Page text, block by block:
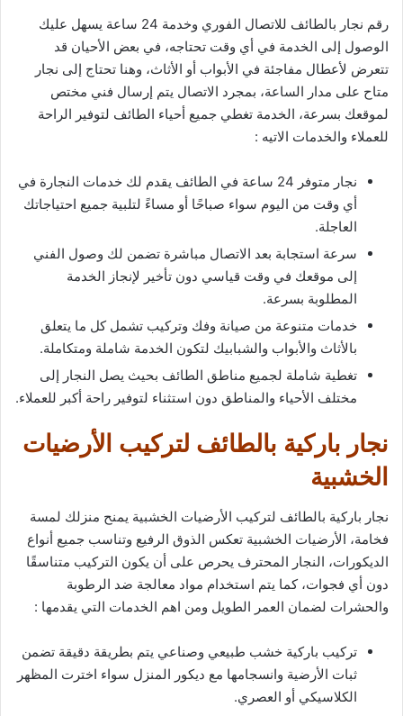
رقم نجار بالطائف للاتصال الفوري وخدمة 24 ساعة يسهل عليك
الوصول إلى الخدمة في أي وقت تحتاجه، في بعض الأحيان قد
تتعرض لأعطال مفاجئة في الأبواب أو الأثاث، وهنا تحتاج إلى نجار
متاح على مدار الساعة، بمجرد الاتصال يتم إرسال فني مختص
لموقعك بسرعة، الخدمة تغطي جميع أحياء الطائف لتوفير الراحة
للعملاء والخدمات الاتيه :
نجار متوفر 24 ساعة في الطائف يقدم لك خدمات النجارة في
أي وقت من اليوم سواء صباحًا أو مساءً لتلبية جميع احتياجاتك
العاجلة.
سرعة استجابة بعد الاتصال مباشرة تضمن لك وصول الفني
إلى موقعك في وقت قياسي دون تأخير لإنجاز الخدمة
المطلوبة بسرعة.
خدمات متنوعة من صيانة وفك وتركيب تشمل كل ما يتعلق
بالأثاث والأبواب والشبابيك لتكون الخدمة شاملة ومتكاملة.
تغطية شاملة لجميع مناطق الطائف بحيث يصل النجار إلى
مختلف الأحياء والمناطق دون استثناء لتوفير راحة أكبر للعملاء.
نجار باركية بالطائف لتركيب الأرضيات
الخشبية
نجار باركية بالطائف لتركيب الأرضيات الخشبية يمنح منزلك لمسة
فخامة، الأرضيات الخشبية تعكس الذوق الرفيع وتناسب جميع أنواع
الديكورات، النجار المحترف يحرص على أن يكون التركيب متناسقًا
دون أي فجوات، كما يتم استخدام مواد معالجة ضد الرطوبة
والحشرات لضمان العمر الطويل ومن اهم الخدمات التي يقدمها :
تركيب باركية خشب طبيعي وصناعي يتم بطريقة دقيقة تضمن
ثبات الأرضية وانسجامها مع ديكور المنزل سواء اخترت المظهر
الكلاسيكي أو العصري.